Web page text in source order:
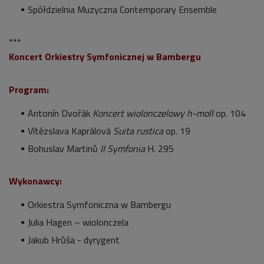
Spółdzielnia Muzyczna Contemporary Ensemble
***
Koncert Orkiestry Symfonicznej w Bambergu
Program:
Antonín Dvořák Koncert wiolonczelowy h-mollop. 104
Vítězslava Kaprálová Suita rusticaop. 19
Bohuslav Martinů II SymfoniaH. 295
Wykonawcy:
Orkiestra Symfoniczna w Bambergu
Julia Hagen – wiolonczela
Jakub Hrůša - dyrygent